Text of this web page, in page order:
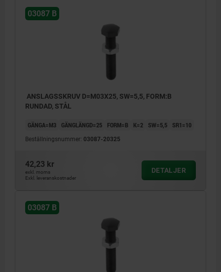
03087 B
ANSLAGSSKRUV D=M03X25, SW=5,5, FORM:B
RUNDAD, STÅL
GÄNGA=M3 GÄNGLÄNGD=25 FORM=B K=2 SW=5,5 SR1=10
Beställningsnummer: 03087-20325
42,23 kr
exkl. moms
Exkl. leveranskostnader
DETALJER
03087 B